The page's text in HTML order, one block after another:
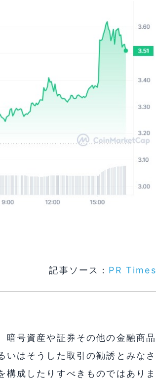
記事ソース： PR Times
暗号資産や証券その他の金融商品
はそうした取引の勧誘とみなさ
成したりすべきものではありま